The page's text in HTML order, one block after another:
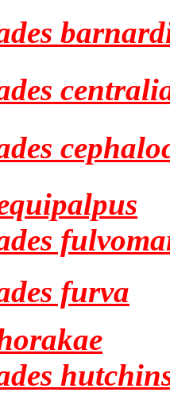
furva